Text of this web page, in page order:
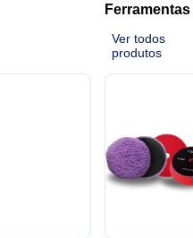
Ferramentas
Ver todos
produtos